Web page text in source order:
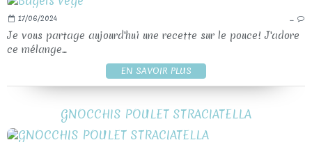
17/06/2024 …
Je vous partage aujourd'hui une recette sur le pouce! J'adore
ce mélange...
EN SAVOIR PLUS
GNOCCHIS POULET STRACIATELLA